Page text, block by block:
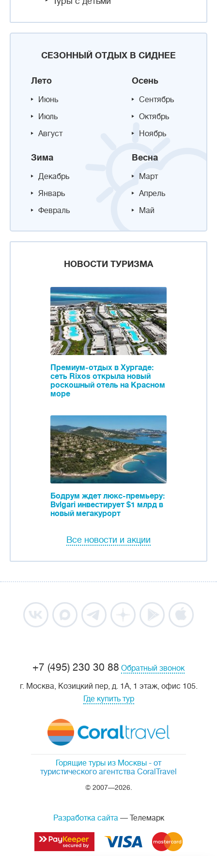
СЕЗОННЫЙ ОТДЫХ В СИДНЕЕ
Лето
Июнь
Июль
Август
Осень
Сентябрь
Октябрь
Ноябрь
Зима
Декабрь
Январь
Февраль
Весна
Март
Апрель
Май
НОВОСТИ ТУРИЗМА
Премиум-отдых в Хургаде:
сеть Rixos открыла новый
роскошный отель на Красном
море
Бодрум ждет люкс-премьеру:
Bvlgari инвестирует $1 млрд в
новый мегакурорт
Все новости и акции
Горящие туры из Москвы - от
туристического агентства CoralTravel
© 2007—2026.
+7 (495) 230 30 88 Обратный звонок
г. Москва, Козицкий пер, д. 1А, 1 этаж, офис 105.
Где купить тур
Разработка сайта— Телемарк